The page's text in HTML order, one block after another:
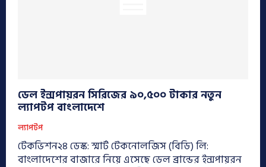
ডেল ইন্সপায়রন সিরিজের ৯০,৫০০ টাকার নতুন
ল্যাপটপ বাংলাদেশে
ল্যাপটপ
টেকভিশন২৪ ডেস্ক: স্মার্ট টেকনোলজিস (বিডি) লি:
বাংলাদেশের বাজারে নিয়ে এসেছে ডেল ব্রান্ডের ইন্সপায়রন